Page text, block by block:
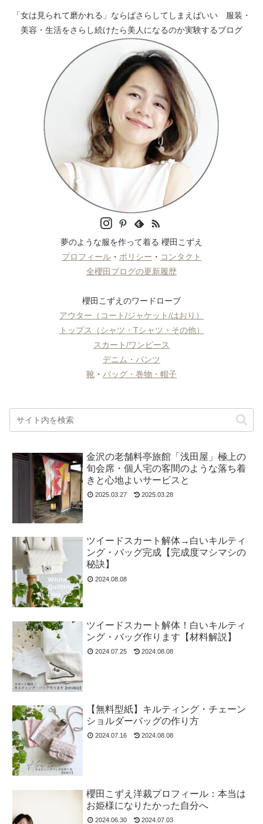
「女は見られて磨かれる」ならばさらしてしまえばいい 服装・
美容・生活をさらし続けたら美人になるのか実験するブログ
夢のような服を作って着る 櫻田こずえ
プロフィール ・ ポリシー ・ コンタクト
全櫻田ブログの更新履歴
櫻田こずえのワードローブ
アウター（コート/ジャケット/はおり）
トップス（シャツ・Tシャツ・その他）
スカート/ワンピース
デニム・パンツ
靴 ・ バッグ・巻物・帽子
金沢の老舗料亭旅館「浅田屋」極上の
旬会席・個人宅の客間のような落ち着
きと心地よいサービスと
2025.03.27 2025.03.28
ツイードスカート解体→白いキルティ
ング・バッグ完成【完成度マシマシの
秘訣】
2024.08.08
ツイードスカート解体！白いキルティ
ング・バッグ作ります【材料解説】
2024.07.25 2024.08.08
【無料型紙】キルティング・チェーン
ショルダーバッグの作り方
2024.07.16 2024.08.08
櫻田こずえ洋裁プロフィール：本当は
お姫様になりたかった自分へ
2024.06.30 2024.07.03